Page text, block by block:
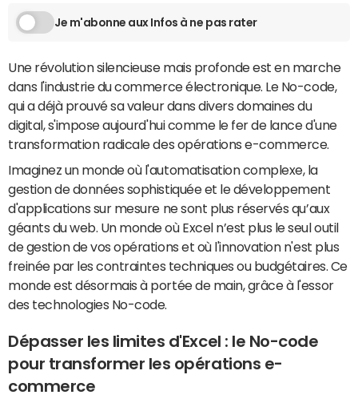
Je m'abonne aux Infos à ne pas rater
Une révolution silencieuse mais profonde est en marche
dans l'industrie du commerce électronique. Le No-code,
qui a déjà prouvé sa valeur dans divers domaines du
digital, s'impose aujourd'hui comme le fer de lance d'une
transformation radicale des opérations e-commerce.
Imaginez un monde où l'automatisation complexe, la
gestion de données sophistiquée et le développement
d'applications sur mesure ne sont plus réservés qu’aux
géants du web. Un monde où Excel n’est plus le seul outil
de gestion de vos opérations et où l'innovation n'est plus
freinée par les contraintes techniques ou budgétaires. Ce
monde est désormais à portée de main, grâce à l'essor
des technologies No-code.
Dépasser les limites d'Excel : le No-code
pour transformer les opérations e-
commerce